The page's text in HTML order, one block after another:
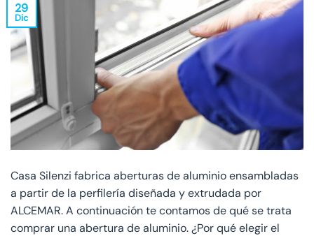
29
Dic
Casa Silenzi fabrica aberturas de aluminio ensambladas
a partir de la perfilería diseñada y extrudada por
ALCEMAR. A continuación te contamos de qué se trata
comprar una abertura de aluminio. ¿Por qué elegir el